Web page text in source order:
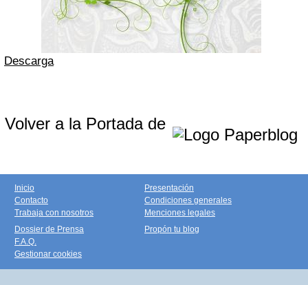
Descarga
Volver a la Portada de
Inicio
Contacto
Trabaja con nosotros
Presentación
Condiciones generales
Menciones legales
Dossier de Prensa
F.A.Q.
Gestionar cookies
Propón tu blog